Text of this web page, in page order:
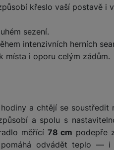
křeslo vaší postavě i
sezení.
intenzivních herních
místa i oporu celým zádům.
a chtějí se soustředit
a spolu s
měřící 78 cm podepře
odvádět teplo — i